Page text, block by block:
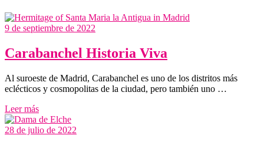
9 de septiembre de 2022
Carabanchel Historia Viva
Al suroeste de Madrid, Carabanchel es uno de los distritos más
eclécticos y cosmopolitas de la ciudad, pero también uno …
Leer más
28 de julio de 2022